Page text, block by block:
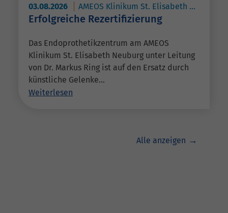
03.08.2026 AMEOS Klinikum St. Elisabeth Neuburg
Erfolgreiche Rezertifizierung
Das Endoprothetikzentrum am AMEOS
Klinikum St. Elisabeth Neuburg unter Leitung
von Dr. Markus Ring ist auf den Ersatz durch
künstliche Gelenke…
Weiterlesen
Alle anzeigen